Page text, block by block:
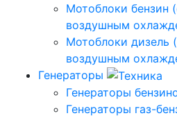
Мотоблоки бензин
воздушным
Мотоблоки дизель
воздушным
Генераторы
Генераторы
Генераторы газ-